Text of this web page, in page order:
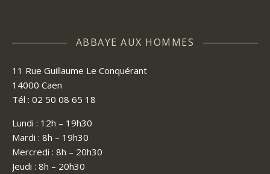
ABBAYE AUX HOMMES
11 Rue Guillaume Le Conquérant
14000 Caen
Tél : 02 50 08 65 18
Lundi : 12h – 19h30
Mardi : 8h – 19h30
Mercredi : 8h – 20h30
Jeudi : 8h – 20h30